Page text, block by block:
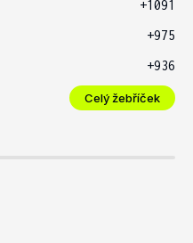
+1091
+975
+936
Celý žebříček